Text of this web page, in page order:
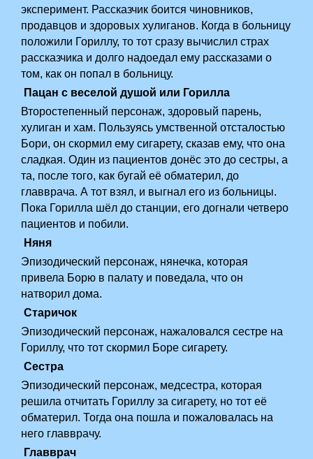
эксперимент. Рассказчик боится чиновников,
продавцов и здоровых хулиганов. Когда в больницу
положили Гориллу, то тот сразу вычислил страх
рассказчика и долго надоедал ему рассказами о
том, как он попал в больницу.
Пацан с веселой душой или Горилла
Второстепенный персонаж, здоровый парень,
хулиган и хам. Пользуясь умственной отсталостью
Бори, он скормил ему сигарету, сказав ему, что она
сладкая. Один из пациентов донёс это до сестры, а
та, после того, как бугай её обматерил, до
главврача. А тот взял, и выгнал его из больницы.
Пока Горилла шёл до станции, его догнали четверо
пациентов и побили.
Няня
Эпизодический персонаж, нянечка, которая
привела Борю в палату и поведала, что он
натворил дома.
Старичок
Эпизодический персонаж, нажаловался сестре на
Гориллу, что тот скормил Боре сигарету.
Сестра
Эпизодический персонаж, медсестра, которая
решила отчитать Гориллу за сигарету, но тот её
обматерил. Тогда она пошла и пожаловалась на
него главврачу.
Главврач